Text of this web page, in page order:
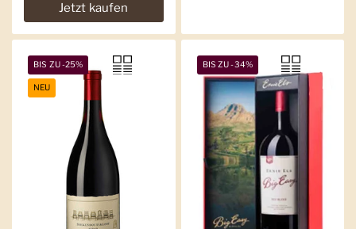
Jetzt kaufen
BIS ZU -25%
NEU
BIS ZU -34%